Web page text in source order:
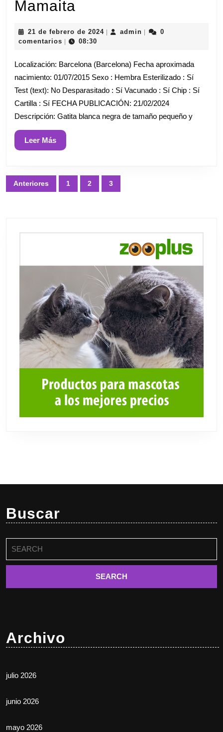
Mamaita
21 de febrero de 202421
2024
| admin admin
|
0
comentarios | 08:30
Localización: Barcelona (Barcelona) Fecha aproximada
nacimiento: 01/07/2015 Sexo : Hembra Esterilizado : Sí
Test (text): No Desparasitado : Sí Vacunado : Sí Chip : Sí
Cartilla : Sí FECHA PUBLICACIÓN: 21/02/2024
Descripción: Gatita blanca negra de tamaño pequeño y
Leer MásLeer
Más
Paginación
de
Anteriores 1 2 3
Buscar
Archivo
julio 2026
junio 2026
mayo 2026